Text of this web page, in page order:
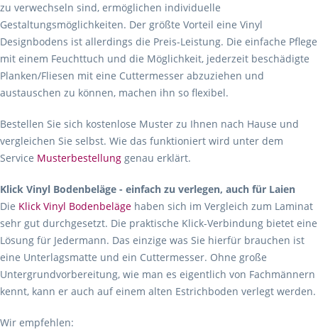
zu verwechseln sind, ermöglichen individuelle
Gestaltungsmöglichkeiten. Der größte Vorteil eine Vinyl
Designbodens ist allerdings die Preis-Leistung. Die einfache Pflege
mit einem Feuchttuch und die Möglichkeit, jederzeit beschädigte
Planken/Fliesen mit eine Cuttermesser abzuziehen und
austauschen zu können, machen ihn so flexibel.
Bestellen Sie sich kostenlose Muster zu Ihnen nach Hause und
vergleichen Sie selbst. Wie das funktioniert wird unter dem
Service Musterbestellung genau erklärt.
Klick Vinyl Bodenbeläge - einfach zu verlegen, auch für Laien
Die Klick Vinyl Bodenbeläge haben sich im Vergleich zum Laminat
sehr gut durchgesetzt. Die praktische Klick-Verbindung bietet eine
Lösung für Jedermann. Das einzige was Sie hierfür brauchen ist
eine Unterlagsmatte und ein Cuttermesser. Ohne große
Untergrundvorbereitung, wie man es eigentlich von Fachmännern
kennt, kann er auch auf einem alten Estrichboden verlegt werden.
Wir empfehlen: